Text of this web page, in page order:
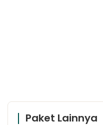
Paket Lainnya